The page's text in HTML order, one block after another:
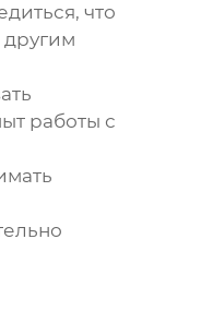
что
работы с